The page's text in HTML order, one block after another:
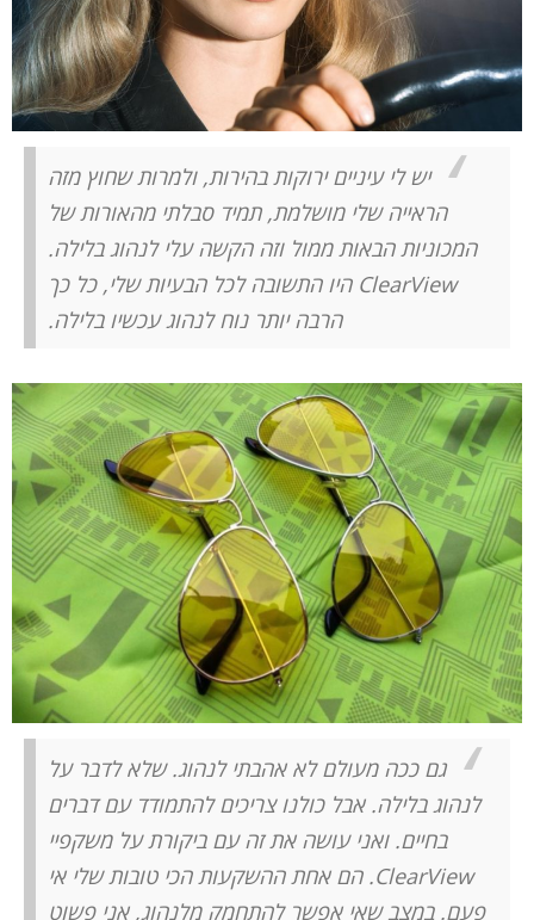
יש לי עיניים ירוקות בהירות, ולמרות שחוץ מזה
הראייה שלי מושלמת, תמיד סבלתי מהאורות של
המכוניות הבאות ממול וזה הקשה עלי לנהוג בלילה.
ClearView היו התשובה לכל הבעיות שלי, כל כך
הרבה יותר נוח לנהוג עכשיו בלילה.
גם ככה מעולם לא אהבתי לנהוג. שלא לדבר על
לנהוג בלילה. אבל כולנו צריכים להתמודד עם דברים
בחיים. ואני עושה את זה עם ביקורת על משקפיי
ClearView. הם אחת ההשקעות הכי טובות שלי אי
פעם. במצב שאי אפשר להתחמק מלנהוג, אני פשוט